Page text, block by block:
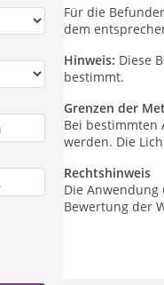
Für die
dem
Hinweis: Diese
bestimmt.
Grenzen der
Bei bestimmten
werden. Die
Rechtshinweis
Die
Bewertung der